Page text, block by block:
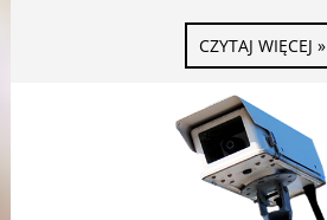
CZYTAJ WIĘCEJ »